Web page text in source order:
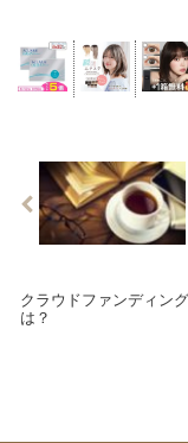
クラウドファンディン
は？